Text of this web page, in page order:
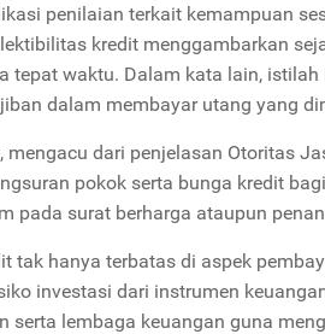
penilaian terkait kemampuan
kredit menggambarkan
tepat waktu. Dalam kata lain,
dalam membayar utang yang
dari penjelasan Otoritas
pokok serta bunga kredit
pada surat berharga ataupun
tak hanya terbatas di aspek
investasi dari instrumen
serta lembaga keuangan guna